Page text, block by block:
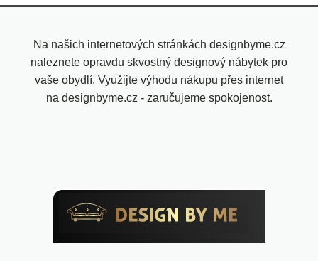
Na našich internetových stránkách designbyme.cz
naleznete opravdu skvostný designový nábytek pro
vaše obydlí. Využijte výhodu nákupu přes internet
na designbyme.cz - zaručujeme spokojenost.